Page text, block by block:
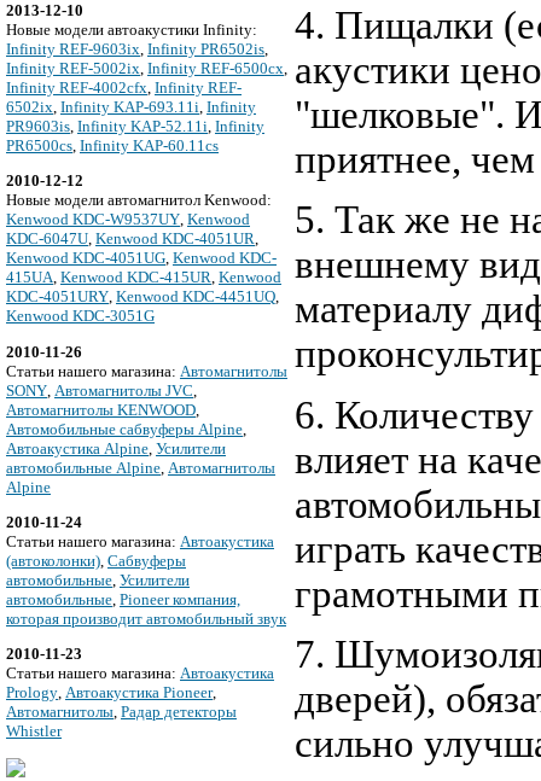
2013-12-10
Новые модели автоакустики Infinity:
Infinity REF-9603ix, Infinity PR6502is,
Infinity REF-5002ix, Infinity REF-6500cx,
Infinity REF-4002cfx, Infinity REF-
6502ix, Infinity KAP-693.11i, Infinity
PR9603is, Infinity KAP-52.11i, Infinity
PR6500cs, Infinity KAP-60.11cs
2010-12-12
Новые модели автомагнитол Kenwood:
Kenwood KDC-W9537UY, Kenwood
KDC-6047U, Kenwood KDC-4051UR,
Kenwood KDC-4051UG, Kenwood KDC-
415UA, Kenwood KDC-415UR, Kenwood
KDC-4051URY, Kenwood KDC-4451UQ,
Kenwood KDC-3051G
2010-11-26
Cтатьи нашего магазина: Автомагнитолы
SONY Автомагнитолы JVC
Автомагнитолы KENWOOD
Автомобильные сабвуферы Alpine
Автоакустика Alpine Усилители
автомобильные Alpine Автомагнитолы
Alpine
2010-11-24
Cтатьи нашего магазина: Автоакустика
(автоколонки), Сабвуферы
автомобильные, Усилители
автомобильные, Pioneer компания,
которая производит автомобильный звук
2010-11-23
Cтатьи нашего магазина: Автоакустика
Prology, Автоакустика Pioneer,
Автомагнитолы, Радар детекторы
Whistler
4. Пищалки
акустики
"шелковые".
приятнее,
5. Так же не
внешнему
материалу
6.
влияет на
играть
грамотными
7.
дверей),
сильно